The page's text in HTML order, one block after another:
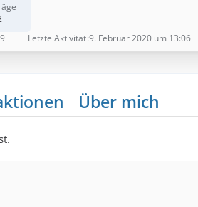
Letzte Aktivität 9. Februar 2020 um 13:06
Über mich